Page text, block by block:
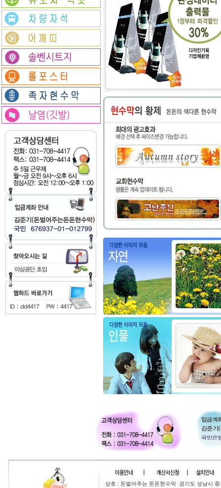
상호 : 돈벌어주는 돈돈현수막 경기도 성남시